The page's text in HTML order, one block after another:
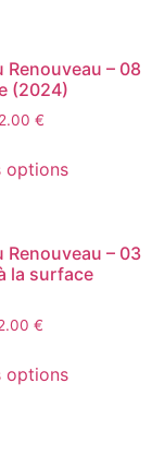
Renouveau – 08
(2024)
€
options
Renouveau – 03
la surface
€
options